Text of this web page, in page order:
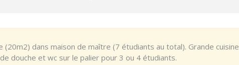
(20m2) dans maison de maître (7 étudiants au total). Grande cuisine
douche et wc sur le palier pour 3 ou 4 étudiants.